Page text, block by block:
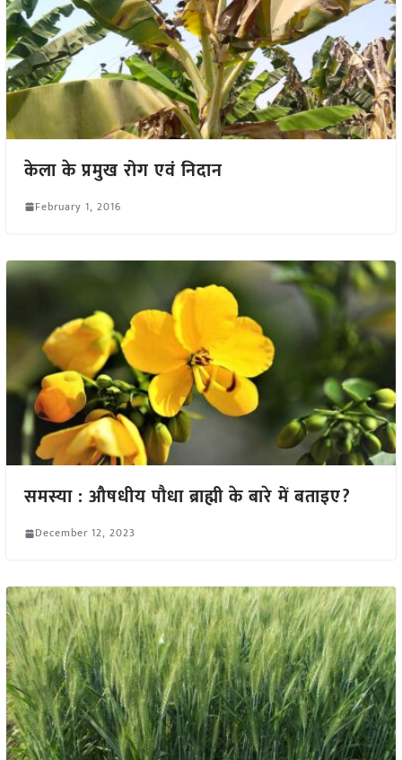
केला के प्रमुख रोग एवं निदान
February 1, 2016
समस्या : औषधीय पौधा ब्राह्मी के बारे में बताइए?
December 12, 2023